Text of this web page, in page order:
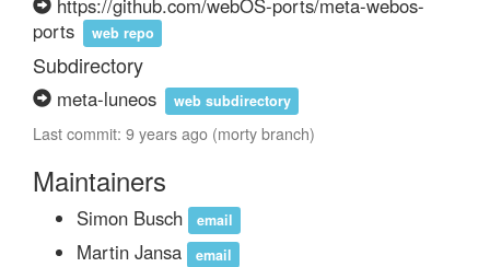
https://github.com/webOS-ports/meta-webos-
ports
web repo
Subdirectory
meta-luneos web subdirectory
Last commit: 9 years ago (morty branch)
Maintainers
Simon Busch email
Martin Jansa email